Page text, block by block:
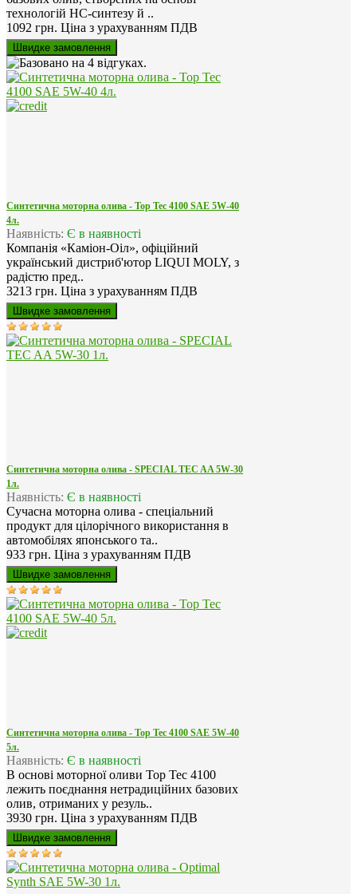
технологій HC-синтезу й ..
1092 грн. Ціна з урахуванням ПДВ
Синтетична моторна олива - Top Tec 4100 SAE 5W-40
4л.
Наявність: Є в наявності
Компанія «Каміон-Оіл», офіційний
український дистриб'ютор LIQUI MOLY, з
радістю пред..
3213 грн. Ціна з урахуванням ПДВ
Синтетична моторна олива - SPECIAL TEC AA 5W-30
1л.
Наявність: Є в наявності
Сучасна моторна олива - спеціальний
продукт для цілорічного використання в
автомобілях японського та..
933 грн. Ціна з урахуванням ПДВ
Синтетична моторна олива - Top Tec 4100 SAE 5W-40
5л.
Наявність: Є в наявності
В основі моторної оливи Top Tec 4100
лежить поєднання нетрадиційних базових
олив, отриманих у резуль..
3930 грн. Ціна з урахуванням ПДВ